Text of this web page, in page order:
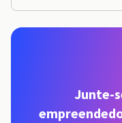
Junte-